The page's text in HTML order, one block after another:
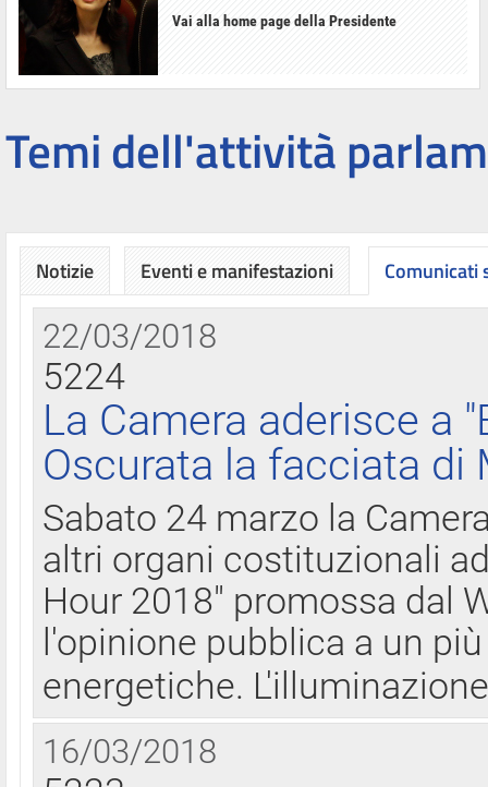
Vai alla home page della Presidente
Temi dell'attività
Notizie Eventi e manifestazioni Comunicati
22/03/2018
5224
La Camera aderisce a
Oscurata la facciata di
Sabato 24 marzo la
altri organi costituzionali
Hour 2018" promossa dal
l'opinione pubblica a un
energetiche.
16/03/2018